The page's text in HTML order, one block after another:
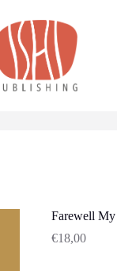
Farewell
€18,00